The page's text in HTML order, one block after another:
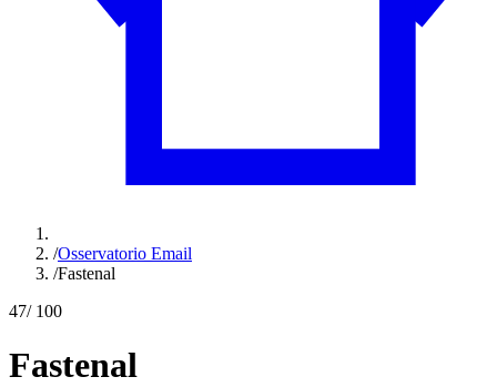
/Osservatorio Email
/Fastenal
47/ 100
Fastenal